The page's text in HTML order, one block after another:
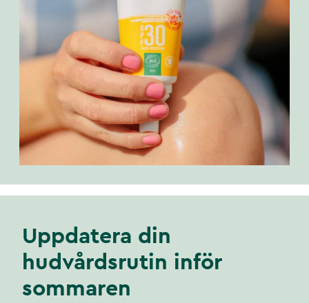
Uppdatera din
hudvårdsrutin inför
sommaren